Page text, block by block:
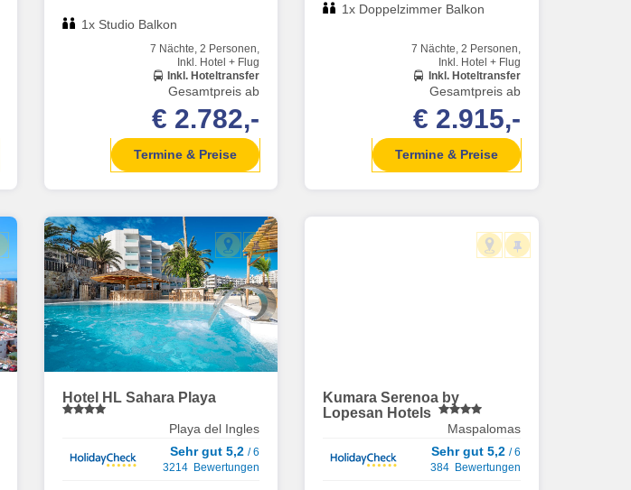
1x Studio Balkon
7 Nächte, 2 Personen,
Inkl. Hotel + Flug
Inkl. Hoteltransfer
Gesamtpreis ab
€ 2.782,-
Termine & Preise
1x Doppelzimmer Balkon
7 Nächte, 2 Personen,
Inkl. Hotel + Flug
Inkl. Hoteltransfer
Gesamtpreis ab
€ 2.915,-
Termine & Preise
Hotel HL Sahara Playa
Playa del Ingles
Sehr gut 5,2/ 6
3214 Bewertungen
Kumara Serenoa by
Lopesan Hotels
Maspalomas
Sehr gut 5,2 / 6
384 Bewertungen